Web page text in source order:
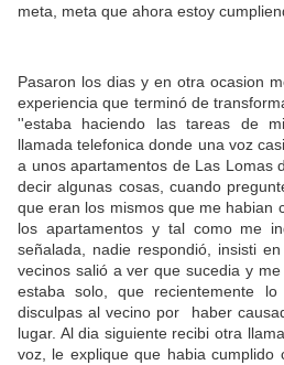
meta, meta que ahora estoy
Pasaron los dias y en otra ocasion
experiencia que terminó de
''estaba haciendo las tareas de
llamada telefonica donde una voz
a unos apartamentos de Las Lomas
decir algunas cosas, cuando
que eran los mismos que me habian
los apartamentos y tal como me
señalada, nadie respondió, insisti
vecinos salió a ver que sucedia y
estaba solo, que recientemente lo
disculpas al vecino por haber
lugar. Al dia siguiente recibi otra
voz, le explique que habia